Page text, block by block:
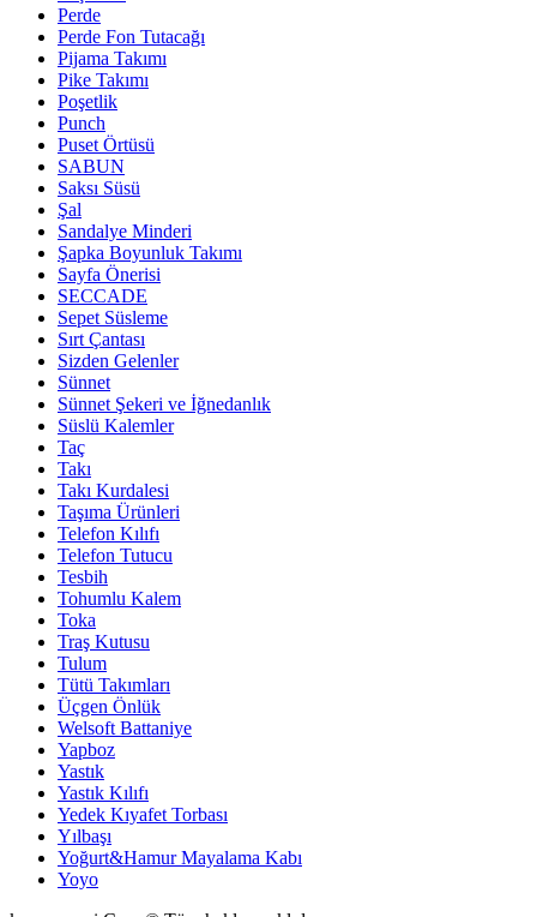
Perde
Perde Fon Tutacağı
Pijama Takımı
Pike Takımı
Poşetlik
Punch
Puset Örtüsü
SABUN
Saksı Süsü
Şal
Sandalye Minderi
Şapka Boyunluk Takımı
Sayfa Önerisi
SECCADE
Sepet Süsleme
Sırt Çantası
Sizden Gelenler
Sünnet
Sünnet Şekeri ve İğnedanlık
Süslü Kalemler
Taç
Takı
Takı Kurdalesi
Taşıma Ürünleri
Telefon Kılıfı
Telefon Tutucu
Tesbih
Tohumlu Kalem
Toka
Traş Kutusu
Tulum
Tütü Takımları
Üçgen Önlük
Welsoft Battaniye
Yapboz
Yastık
Yastık Kılıfı
Yedek Kıyafet Torbası
Yılbaşı
Yoğurt&Hamur Mayalama Kabı
Yoyo